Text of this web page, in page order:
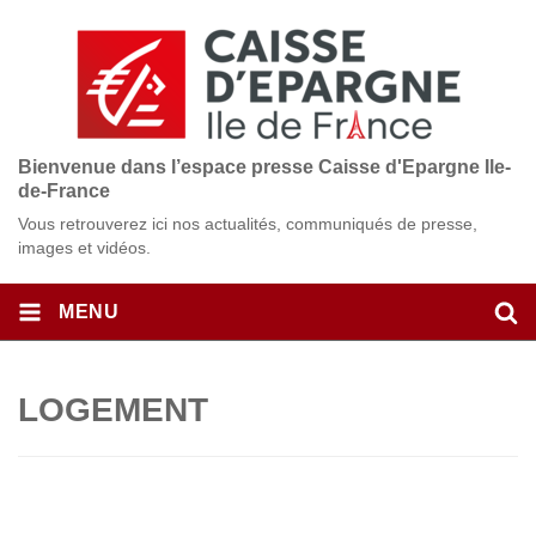
Bienvenue dans l’espace presse Caisse d'Epargne Ile-
de-France
Vous retrouverez ici nos actualités, communiqués de presse,
images et vidéos.
MENU
LOGEMENT